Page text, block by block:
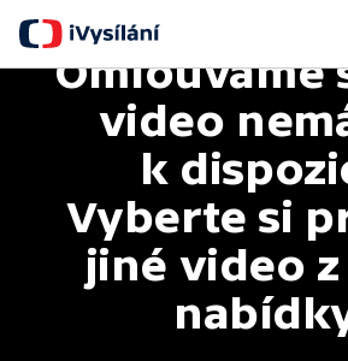
Omlouváme
video
k
Vyberte si
jiné video z